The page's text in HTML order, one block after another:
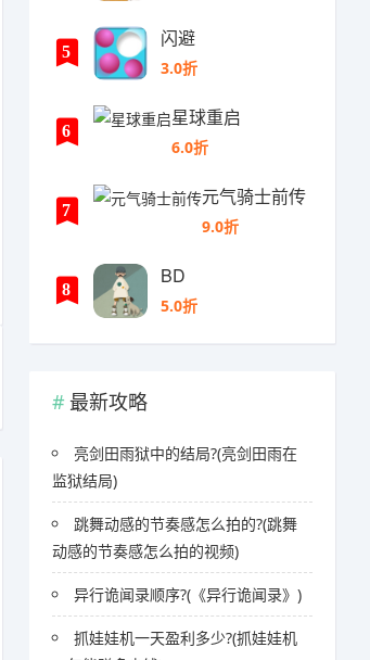
5
闪避
3.0折
6
星球重启
6.0折
7
元气骑士前传
9.0折
8
BD
5.0折
最新攻略
亮剑田雨狱中的结局?(亮剑田雨在
监狱结局)
跳舞动感的节奏感怎么拍的?(跳舞
动感的节奏感怎么拍的视频)
异行诡闻录顺序?(《异行诡闻录》)
抓娃娃机一天盈利多少?(抓娃娃机